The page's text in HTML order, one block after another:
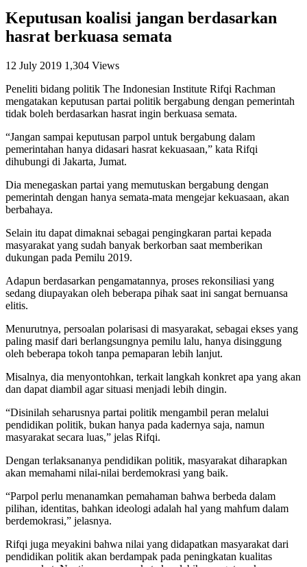
Keputusan koalisi jangan berdasarkan
hasrat berkuasa semata
12 July 2019 1,304 Views
Peneliti bidang politik The Indonesian Institute Rifqi Rachman
mengatakan keputusan partai politik bergabung dengan pemerintah
tidak boleh berdasarkan hasrat ingin berkuasa semata.
“Jangan sampai keputusan parpol untuk bergabung dalam
pemerintahan hanya didasari hasrat kekuasaan,” kata Rifqi
dihubungi di Jakarta, Jumat.
Dia menegaskan partai yang memutuskan bergabung dengan
pemerintah dengan hanya semata-mata mengejar kekuasaan, akan
berbahaya.
Selain itu dapat dimaknai sebagai pengingkaran partai kepada
masyarakat yang sudah banyak berkorban saat memberikan
dukungan pada Pemilu 2019.
Adapun berdasarkan pengamatannya, proses rekonsiliasi yang
sedang diupayakan oleh beberapa pihak saat ini sangat bernuansa
elitis.
Menurutnya, persoalan polarisasi di masyarakat, sebagai ekses yang
paling masif dari berlangsungnya pemilu lalu, hanya disinggung
oleh beberapa tokoh tanpa pemaparan lebih lanjut.
Misalnya, dia menyontohkan, terkait langkah konkret apa yang akan
dan dapat diambil agar situasi menjadi lebih dingin.
“Disinilah seharusnya partai politik mengambil peran melalui
pendidikan politik, bukan hanya pada kadernya saja, namun
masyarakat secara luas,” jelas Rifqi.
Dengan terlaksananya pendidikan politik, masyarakat diharapkan
akan memahami nilai-nilai berdemokrasi yang baik.
“Parpol perlu menanamkan pemahaman bahwa berbeda dalam
pilihan, identitas, bahkan ideologi adalah hal yang mahfum dalam
berdemokrasi,” jelasnya.
Rifqi juga meyakini bahwa nilai yang didapatkan masyarakat dari
pendidikan politik akan berdampak pada peningkatan kualitas